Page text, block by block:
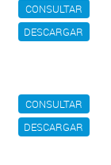
CONSULTAR
DESCARGAR
CONSULTAR
DESCARGAR